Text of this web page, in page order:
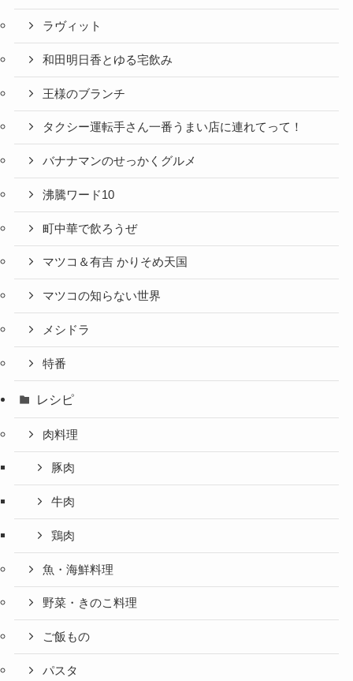
ラヴィット
和田明日香とゆる宅飲み
王様のブランチ
タクシー運転手さん一番うまい店に連れてって！
バナナマンのせっかくグルメ
沸騰ワード10
町中華で飲ろうぜ
マツコ＆有吉 かりそめ天国
マツコの知らない世界
メシドラ
特番
レシピ
肉料理
豚肉
牛肉
鶏肉
魚・海鮮料理
野菜・きのこ料理
ご飯もの
パスタ